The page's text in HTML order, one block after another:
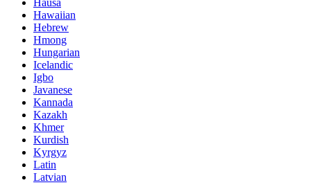
Hausa
Hawaiian
Hebrew
Hmong
Hungarian
Icelandic
Igbo
Javanese
Kannada
Kazakh
Khmer
Kurdish
Kyrgyz
Latin
Latvian